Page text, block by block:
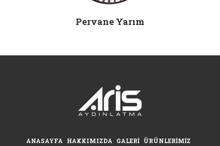
Pervane Yarım
ANASAYFA HAKKIMIZDA GALERI ÜRÜNLERIMIZ